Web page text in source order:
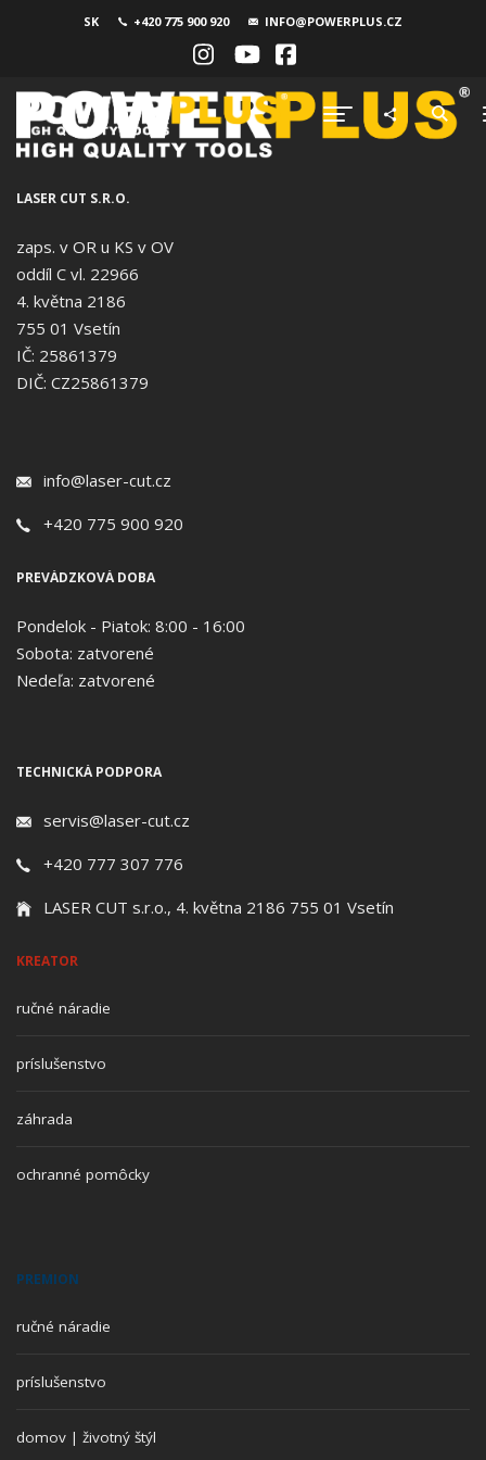
SK +420 775 900 920 INFO@POWERPLUS.CZ
LASER CUT S.R.O.
zaps. v OR u KS v OV
oddíl C vl. 22966
4. května 2186
755 01 Vsetín
IČ: 25861379
DIČ: CZ25861379
info@laser-cut.cz
+420 775 900 920
PREVÁDZKOVÁ DOBA
Pondelok - Piatok: 8:00 - 16:00
Sobota: zatvorené
Nedeľa: zatvorené
TECHNICKÁ PODPORA
servis@laser-cut.cz
+420 777 307 776
LASER CUT s.r.o., 4. května 2186 755 01 Vsetín
KREATOR
ručné náradie
príslušenstvo
záhrada
ochranné pomôcky
PREMION
ručné náradie
príslušenstvo
domov | životný štýl